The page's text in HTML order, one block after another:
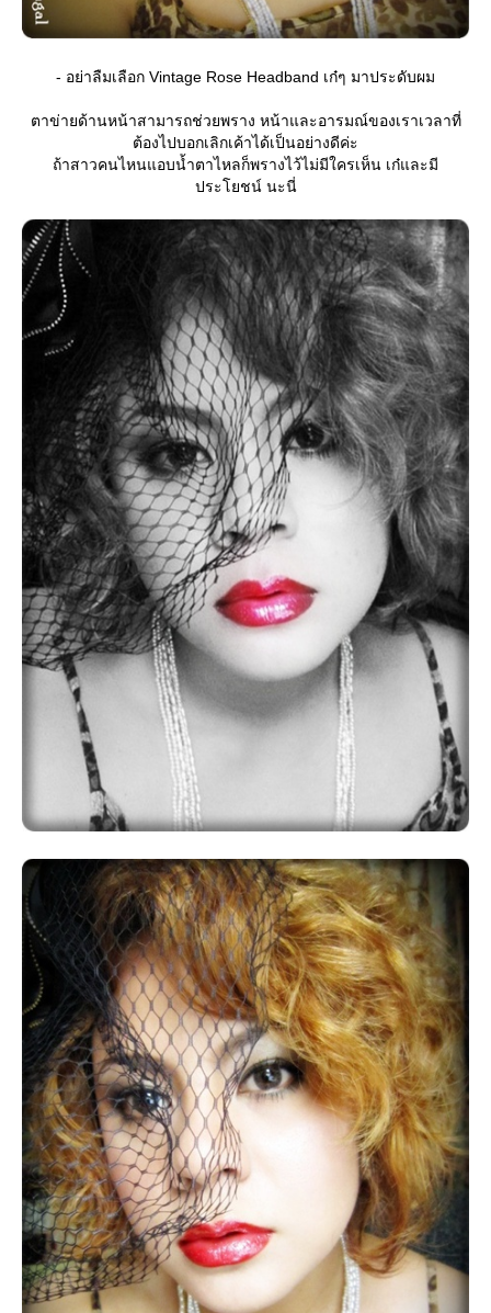
- อย่าลืมเลือก Vintage Rose Headband เก๋ๆ มาประดับผม
ตาข่ายด้านหน้าสามารถช่วยพราง หน้าและอารมณ์ของเราเวลาที่
ต้องไปบอกเลิกเค้าได้เป็นอย่างดีค่ะ
ถ้าสาวคนไหนแอบน้ำตาไหลก็พรางไว้ไม่มีใครเห็น เก๋และมี
ประโยชน์ นะนี่